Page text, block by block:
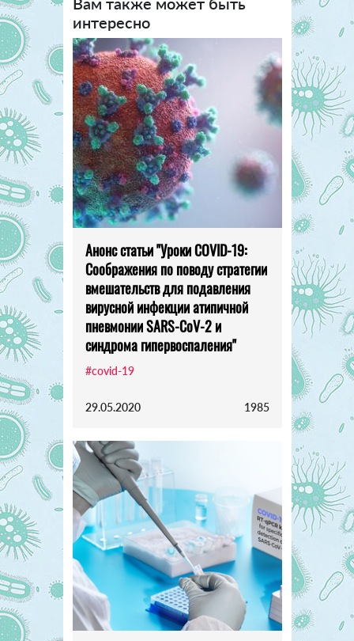
интересно
Анонс статьи "Уроки COVID-19:
Соображения по поводу стратегии
вмешательств для подавления
вирусной инфекции атипичной
пневмонии SARS-CoV-2 и
синдрома гипервоспаления"
#covid-19
29.05.2020 1985